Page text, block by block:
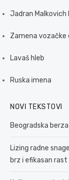
Jadran Malkovich
Zamena vozačke
Lavaš hleb
Ruska imena
NOVI TEKSTOVI
Beogradska
Lizing radne
brz i efikasan rast